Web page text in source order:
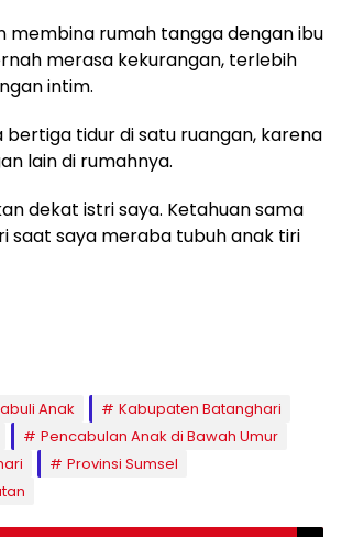
membina rumah tangga dengan ibu
merasa kekurangan, terlebih
intim.
bertiga tidur di satu ruangan, karena
lain di rumahnya.
dekat istri saya. Ketahuan sama
saat saya meraba tubuh anak tiri
Anak
Kabupaten Batanghari
Pencabulan Anak di Bawah Umur
Provinsi Sumsel